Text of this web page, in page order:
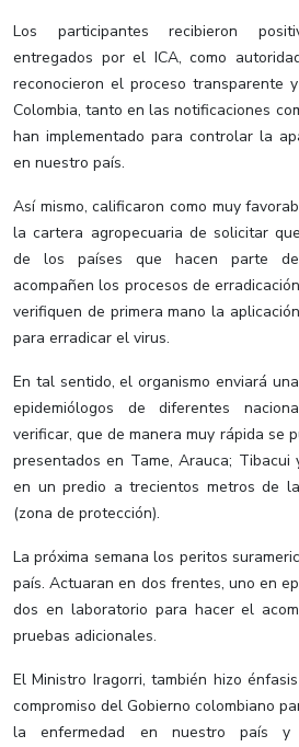
Los participantes recibieron
entregados por el ICA, como
reconocieron el proceso transparente
Colombia, tanto en las notificaciones
han implementado para controlar la
en nuestro país.
Así mismo, calificaron como muy
la cartera agropecuaria de solicitar
de los países que hacen parte
acompañen los procesos de
verifiquen de primera mano la
para erradicar el virus.
En tal sentido, el organismo enviará
epidemiólogos de diferentes
verificar, que de manera muy rápida se
presentados en Tame, Arauca; Tibacui
en un predio a trecientos metros de
(zona de protección).
La próxima semana los peritos
país. Actuaran en dos frentes, uno en
dos en laboratorio para hacer el
pruebas adicionales.
El Ministro Iragorri, también hizo
compromiso del Gobierno colombiano
la enfermedad en nuestro país y